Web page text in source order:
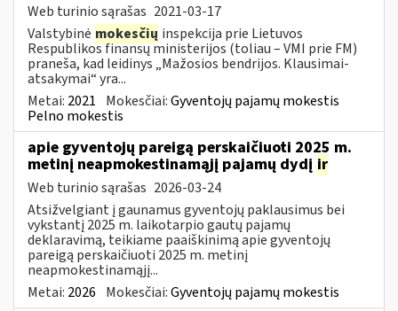
Web turinio sąrašas 2021-03-17
Valstybinė mokesčių inspekcija prie Lietuvos
Respublikos finansų ministerijos (toliau – VMI prie FM)
praneša, kad leidinys „Mažosios bendrijos. Klausimai-
atsakymai“ yra...
Metai: 2021 Mokesčiai:Gyventojų pajamų mokestis
Pelno mokestis
apie gyventojų pareigą perskaičiuoti 2025 m.
metinį neapmokestinamąjį pajamų dydį ir
Web turinio sąrašas 2026-03-24
Atsižvelgiant į gaunamus gyventojų paklausimus bei
vykstantį 2025 m. laikotarpio gautų pajamų
deklaravimą, teikiame paaiškinimą apie gyventojų
pareigą perskaičiuoti 2025 m. metinį
neapmokestinamąjį...
Metai: 2026 Mokesčiai:Gyventojų pajamų mokestis